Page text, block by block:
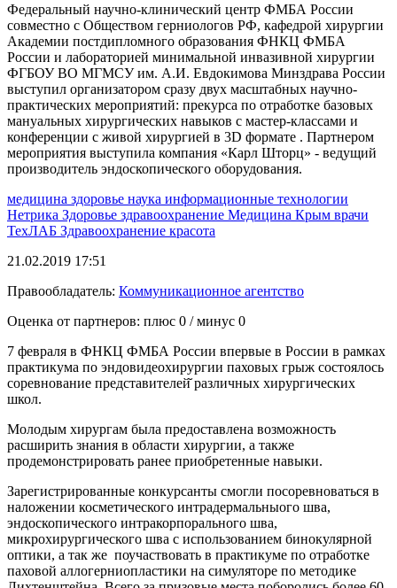
Федеральный научно-клинический центр ФМБА России
совместно с Обществом герниологов РФ, кафедрой хирургии
Академии постдипломного образования ФНКЦ ФМБА
России и лабораторией минимальной инвазивной хирургии
ФГБОУ ВО МГМСУ им. А.И. Евдокимова Минздрава России
выступил организатором сразу двух масштабных научно-
практических мероприятий: прекурса по отработке базовых
мануальных хирургических навыков с мастер-классами и
конференции с живой хирургией в 3D формате . Партнером
мероприятия выступила компания «Карл Шторц» - ведущий
производитель эндоскопического оборудования.
медицина здоровье наука информационные технологии
Нетрика Здоровье здравоохранение Медицина Крым врачи
ТехЛАБ Здравоохранение красота
21.02.2019 17:51
Правообладатель: Коммуникационное агентство
Оценка от партнеров: плюс 0 / минус 0
7 февраля в ФНКЦ ФМБА России впервые в России в рамках
практикума по эндовидеохирургии паховых грыж состоялось
соревнование представителей̆ различных хирургических
школ.
Молодым хирургам была предоставлена возможность
расширить знания в области хирургии, а также
продемонстрировать ранее приобретенные навыки.
Зарегистрированные конкурсанты смогли посоревноваться в
наложении косметического интрадермальныого шва,
эндоскопического интракорпорального шва,
микрохирургического шва с использованием бинокулярной
оптики, а так же поучаствовать в практикуме по отработке
паховой аллогерниопластики на симуляторе по методике